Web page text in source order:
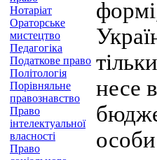
Нотаріат
Ораторське
мистецтво
Педагогіка
Податкове право
Політологія
Порівняльне
правознавство
Право
інтелектуальної
власності
Право
несе